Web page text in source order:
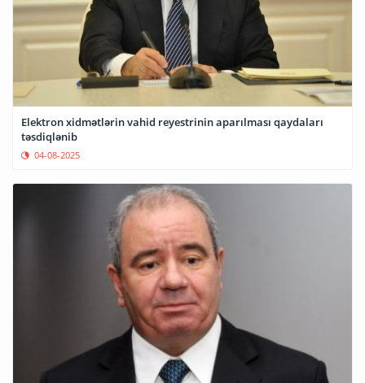
Elektron xidmətlərin vahid reyestrinin aparılması qaydaları
təsdiqlənib
04-08-2025